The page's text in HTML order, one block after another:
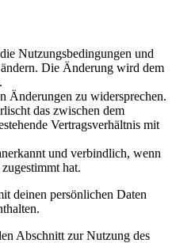
Nutzungsbedingungen und
Die Änderung wird dem
Änderungen zu widersprechen.
das zwischen dem
Vertragsverhältnis mit
und verbindlich, wenn
hat.
deinen persönlichen Daten
Abschnitt zur Nutzung des